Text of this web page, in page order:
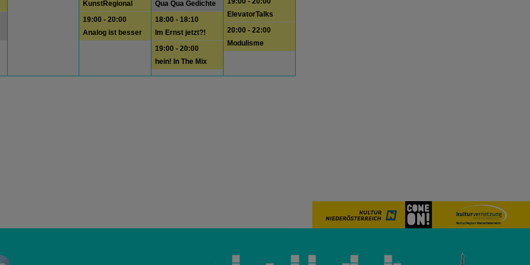
KunstRegional
19:00 - 20:00
Analog ist besser
Qua Qua Gedichte
18:00 - 18:10
Im Ernst jetzt?!
19:00 - 20:00
hein! In The Mix
ElevatorTalks
20:00 - 22:00
Modulisme